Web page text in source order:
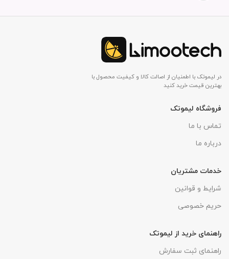
در لیموتک با اطمنیان از اصالت کالا و کیفیت محصول با
بهترین قیمت خرید کنید
فروشگاه لیموتک
تماس با ما
درباره ما
خدمات مشتریان
شرایط و قوانین
حریم خصوصی
راهنمای خرید از لیموتک
راهنمای ثبت سفارش